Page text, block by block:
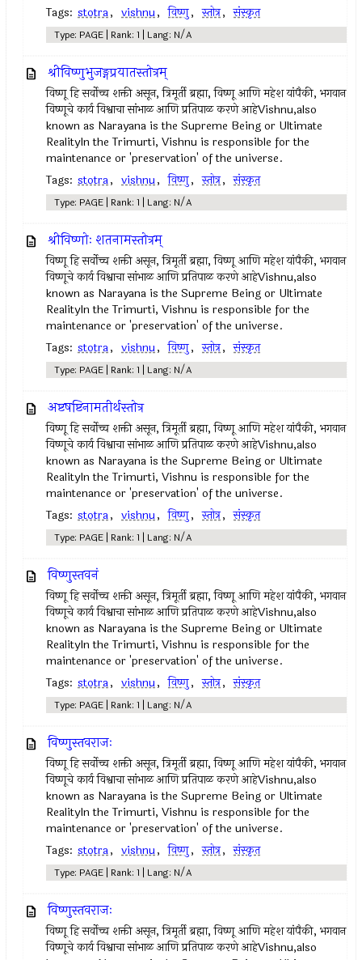
Tags: stotra, vishnu, विष्णु, स्तोत्र, संस्कृत
Type: PAGE | Rank: 1 | Lang: N/A
श्रीविष्णुभुजङ्गप्रयातस्तोत्रम्
विष्णू हि सर्वोच्च शक्ती असून, त्रिमूर्ती ब्रह्मा, विष्णू आणि महेश यांपैकी, भगवान
विष्णूचे कार्य विश्वाचा सांभाळ आणि प्रतिपाळ करणे आहेVishnu,also
known as Narayana is the Supreme Being or Ultimate
RealityIn the Trimurti, Vishnu is responsible for the
maintenance or 'preservation' of the universe.
Tags: stotra, vishnu, विष्णु, स्तोत्र, संस्कृत
Type: PAGE | Rank: 1 | Lang: N/A
श्रीविष्णोः शतनामस्तोत्रम्
विष्णू हि सर्वोच्च शक्ती असून, त्रिमूर्ती ब्रह्मा, विष्णू आणि महेश यांपैकी, भगवान
विष्णूचे कार्य विश्वाचा सांभाळ आणि प्रतिपाळ करणे आहेVishnu,also
known as Narayana is the Supreme Being or Ultimate
RealityIn the Trimurti, Vishnu is responsible for the
maintenance or 'preservation' of the universe.
Tags: stotra, vishnu, विष्णु, स्तोत्र, संस्कृत
Type: PAGE | Rank: 1 | Lang: N/A
अष्टषष्टिनामतीर्थस्तोत्र
विष्णू हि सर्वोच्च शक्ती असून, त्रिमूर्ती ब्रह्मा, विष्णू आणि महेश यांपैकी, भगवान
विष्णूचे कार्य विश्वाचा सांभाळ आणि प्रतिपाळ करणे आहेVishnu,also
known as Narayana is the Supreme Being or Ultimate
RealityIn the Trimurti, Vishnu is responsible for the
maintenance or 'preservation' of the universe.
Tags: stotra, vishnu, विष्णु, स्तोत्र, संस्कृत
Type: PAGE | Rank: 1 | Lang: N/A
विष्णुस्तवनं
विष्णू हि सर्वोच्च शक्ती असून, त्रिमूर्ती ब्रह्मा, विष्णू आणि महेश यांपैकी, भगवान
विष्णूचे कार्य विश्वाचा सांभाळ आणि प्रतिपाळ करणे आहेVishnu,also
known as Narayana is the Supreme Being or Ultimate
RealityIn the Trimurti, Vishnu is responsible for the
maintenance or 'preservation' of the universe.
Tags: stotra, vishnu, विष्णु, स्तोत्र, संस्कृत
Type: PAGE | Rank: 1 | Lang: N/A
विष्णुस्तवराजः
विष्णू हि सर्वोच्च शक्ती असून, त्रिमूर्ती ब्रह्मा, विष्णू आणि महेश यांपैकी, भगवान
विष्णूचे कार्य विश्वाचा सांभाळ आणि प्रतिपाळ करणे आहेVishnu,also
known as Narayana is the Supreme Being or Ultimate
RealityIn the Trimurti, Vishnu is responsible for the
maintenance or 'preservation' of the universe.
Tags: stotra, vishnu, विष्णु, स्तोत्र, संस्कृत
Type: PAGE | Rank: 1 | Lang: N/A
विष्णुस्तवराजः
विष्णू हि सर्वोच्च शक्ती असून, त्रिमूर्ती ब्रह्मा, विष्णू आणि महेश यांपैकी, भगवान
विष्णूचे कार्य विश्वाचा सांभाळ आणि प्रतिपाळ करणे आहेVishnu,also